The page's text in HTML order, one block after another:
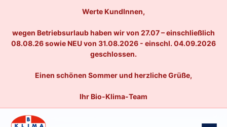
Werte KundInnen,
wegen Betriebsurlaub haben wir von 27.07 – einschließlich
08.08.26 sowie NEU von 31.08.2026 - einschl. 04.09.2026
geschlossen.
Einen schönen Sommer und herzliche Grüße,
Ihr Bio-Klima-Team